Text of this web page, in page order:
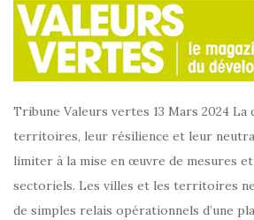
Tribune Valeurs vertes 13 Mars 2024 La
territoires, leur résilience et leur
limiter à la mise en œuvre de mesures
sectoriels. Les villes et les territoires
de simples relais opérationnels d’une